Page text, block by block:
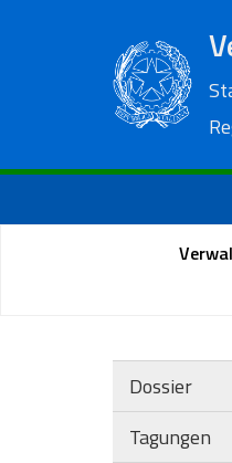
Dossier
Tagungen